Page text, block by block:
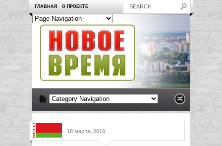
ГЛАВНАЯ О ПРОЕКТЕ
18 марта, 2015